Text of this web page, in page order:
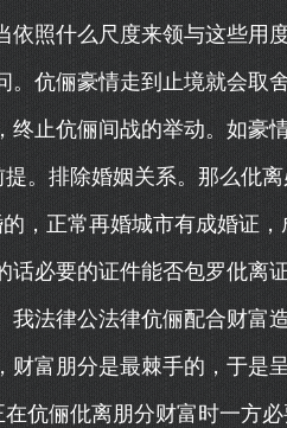
依照什么尺度来领与这些用
。伉俪豪情走到止境就会取
终止伉俪间战的举动。如豪
。排除婚姻关系。那么仳
，正常再婚城市有成婚证，
话必要的证件能否包罗仳离
法律公法律伉俪配合财富
财富朋分是最棘手的，于是
伉俪仳离朋分财富时一方